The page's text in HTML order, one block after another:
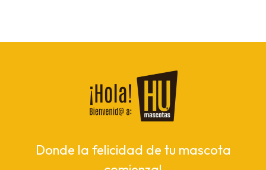
Donde la felicidad de tu mascota